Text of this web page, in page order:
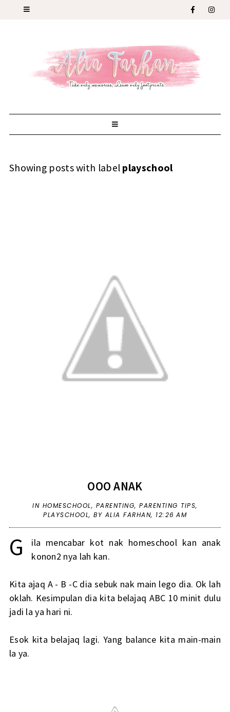
Showing posts with label playschool
OOO ANAK
IN HOMESCHOOL, PARENTING,PARENTING TIPS,
PLAYSCHOOL, BY ALIA FARHAN, 12:26 AM
G
ila mencabar kot nak homeschool kan anak
konon2 nya lah kan.
Kita ajaq A - B -C dia sebuk nak main lego dia. Ok lah
oklah. Kesimpulan dia kita belajaq ABC 10 minit dulu
jadi la ya hari ni.
Esok kita belajaq lagi. Yang balance kita main-main
la ya.